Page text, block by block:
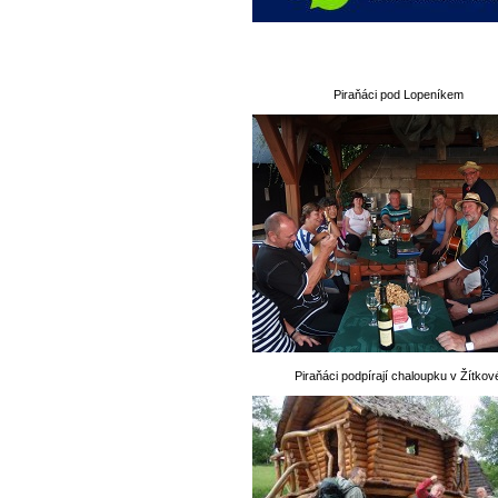
Piraňáci pod Lopeníkem
Piraňáci podpírají chaloupku v